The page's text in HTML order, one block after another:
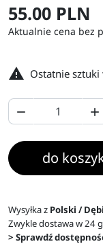
55.00 PLN
Aktualnie cena bez
 Ostatnie
 
do
Wysyłka z Polski /
Zwykle dostawa w 24
> Sprawdź